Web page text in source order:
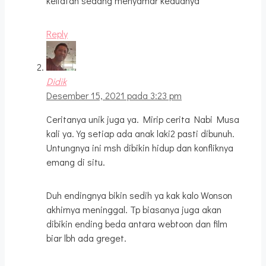
Reply
Didik
Desember 15, 2021 pada 3:23 pm
Ceritanya unik juga ya. Mirip cerita Nabi Musa
kali ya. Yg setiap ada anak laki2 pasti dibunuh.
Untungnya ini msh dibikin hidup dan konfliknya
emang di situ.
Duh endingnya bikin sedih ya kak kalo Wonson
akhirnya meninggal. Tp biasanya juga akan
dibikin ending beda antara webtoon dan film
biar lbh ada greget.